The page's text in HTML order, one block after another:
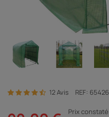
12 Avis REF: 65426
Prix constaté